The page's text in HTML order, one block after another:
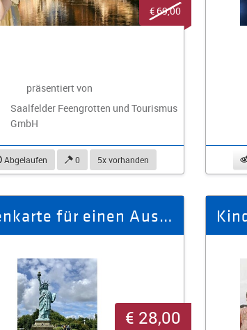
präsentiert von
Saalfelder Feengrotten und Tourismus
GmbH
Abgelaufen 0 5x vorhanden
€ 69,00
Familienkarte für einen Ausflug »An einem Tag zu Fuß um die Welt«
€ 28,00